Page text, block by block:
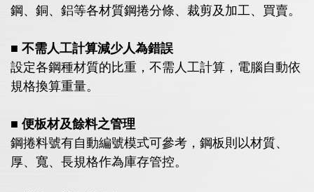
鋼、銅、鋁等各材質鋼捲分條、裁剪及加工、買賣。
■ 不需人工計算減少人為錯誤
設定各鋼種材質的比重，不需人工計算，電腦自動依
規格換算重量。
■ 便板材及餘料之管理
鋼捲料號有自動編號模式可參考，鋼板則以材質、
厚、寬、長規格作為庫存管控。